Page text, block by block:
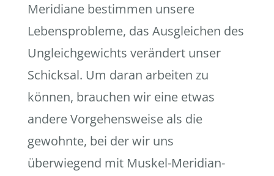
Meridiane bestimmen unsere
Lebensprobleme, das Ausgleichen des
Ungleichgewichts verändert unser
Schicksal. Um daran arbeiten zu
können, brauchen wir eine etwas
andere Vorgehensweise als die
gewohnte, bei der wir uns
überwiegend mit Muskel-Meridian-